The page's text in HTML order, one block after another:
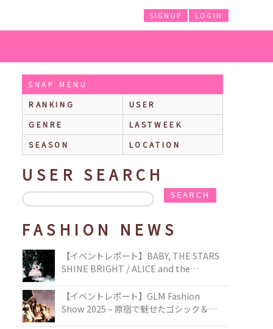
LOGIN
SIGNUP
SNAP MENU
RANKING
USER
GENRE
LASTWEEK
SEASON
LOCATION
USER SEARCH
SEARCH
FASHION NEWS
【イベントレポート】BABY, THE STARS
SHINE BRIGHT / ALICE and the
TOKYO
【イベントレポート】GLM Fashion
Show 2025 – 原宿で魅せたゴシック＆ロ